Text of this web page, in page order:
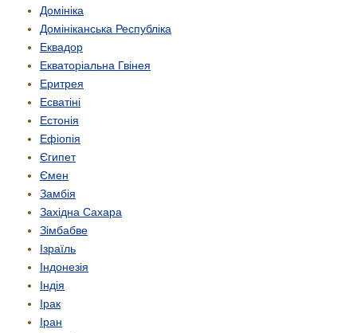
Домініка
Домініканська Республіка
Еквадор
Екваторіальна Гвінея
Еритрея
Есватіні
Естонія
Ефіопія
Єгипет
Ємен
Замбія
Західна Сахара
Зімбабве
Ізраїль
Індонезія
Індія
Ірак
Іран